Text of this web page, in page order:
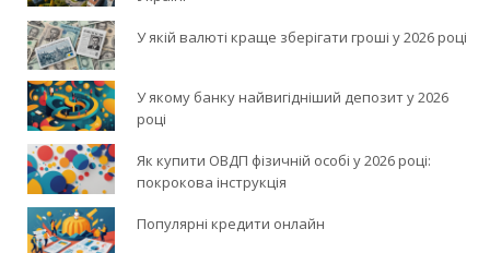
У якій валюті краще зберігати гроші у 2026 році
У якому банку найвигідніший депозит у 2026
році
Як купити ОВДП фізичній особі у 2026 році:
покрокова інструкція
Популярні кредити онлайн